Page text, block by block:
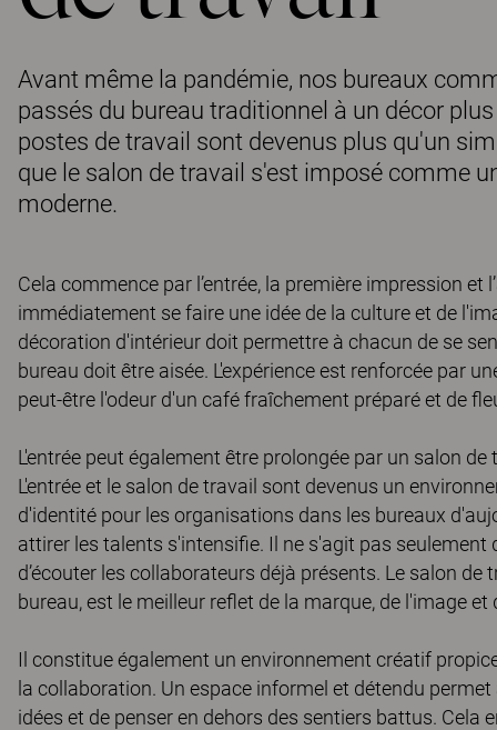
Avant même la pandémie, nos bureaux
passés du bureau traditionnel à un décor
postes de travail sont devenus plus qu'un
que le salon de travail s'est imposé comme
moderne.
Cela commence par l’entrée, la première impression et
immédiatement se faire une idée de la culture et de
décoration d'intérieur doit permettre à chacun de se
bureau doit être aisée. L'expérience est renforcée par
peut-être l'odeur d'un café fraîchement préparé et de
L'entrée peut également être prolongée par un salon
L'entrée et le salon de travail sont devenus un
d'identité pour les organisations dans les bureaux
attirer les talents s'intensifie. Il ne s'agit pas
d’écouter les collaborateurs déjà présents. Le salon
bureau, est le meilleur reflet de la marque, de l'image
Il constitue également un environnement créatif
la collaboration. Un espace informel et détendu
idées et de penser en dehors des sentiers battus.